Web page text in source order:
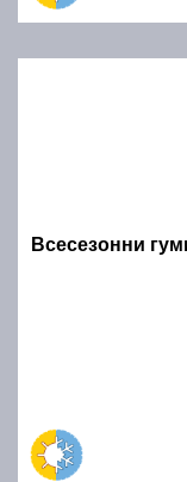
Всесезонни